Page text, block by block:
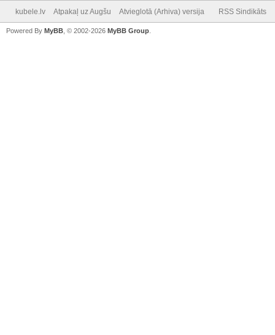
kubele.lv Atpakaļ uz Augšu Atvieglotā (Arhiva) versija RSS Sindikāts
Powered By MyBB , © 2002-2026 MyBB Group